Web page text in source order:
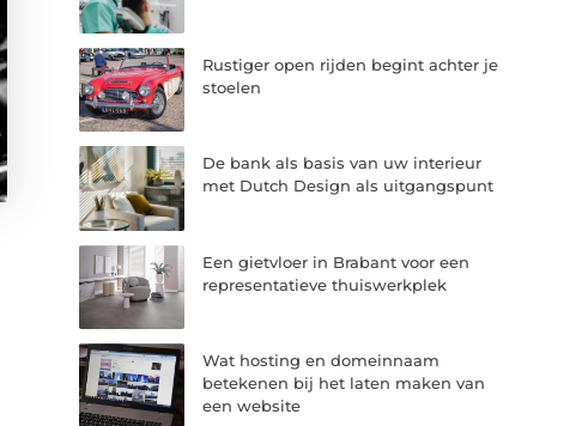
Rustiger open rijden begint achter je
stoelen
De bank als basis van uw interieur
met Dutch Design als uitgangspunt
Een gietvloer in Brabant voor een
representatieve thuiswerkplek
Wat hosting en domeinnaam
betekenen bij het laten maken van
een website